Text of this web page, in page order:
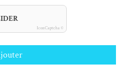
IconCaptcha ©